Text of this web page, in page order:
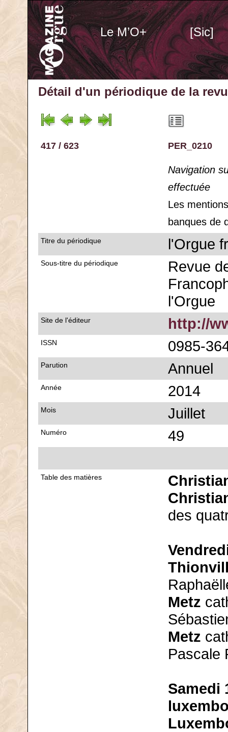
Le M’O+ [Sic]
Détail d'un périodique de la
417 / 623 PER_0210
Navigation
effectuée
Les
banques de
Titre du périodique l'Orgue
Sous-titre du périodique
Revue
l'Orgue
Site de l'éditeur http://
ISSN 0985-
Parution Annuel
Année 2014
Mois Juillet
Numéro 49
Table des matières
des
Metz
Metz
Pascale
Samedi